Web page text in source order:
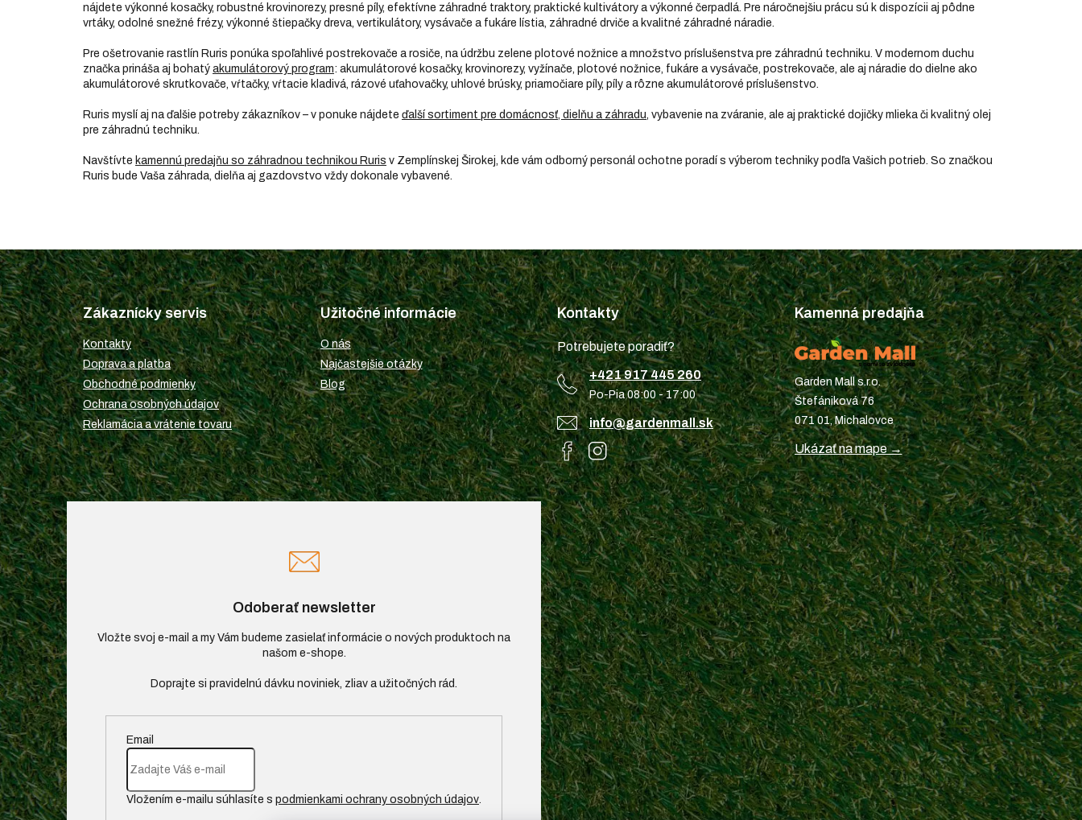
nájdete výkonné kosačky, robustné krovinorezy, presné píly, efektívne záhradné traktory, praktické kultivátory a výkonné čerpadlá. Pre náročnejšiu prácu sú k dispozícii aj pôdne
vrtáky, odolné snežné frézy, výkonné štiepačky dreva, vertikulátory, vysávače a fukáre lístia, záhradné drviče a kvalitné záhradné náradie.
Pre ošetrovanie rastlín Ruris ponúka spoľahlivé postrekovače a rosiče, na údržbu zelene plotové nožnice a množstvo príslušenstva pre záhradnú techniku. V modernom duchu
značka prináša aj bohatý akumulátorový program: akumulátorové kosačky, krovinorezy, vyžínače, plotové nožnice, fukáre a vysávače, postrekovače, ale aj náradie do dielne ako
akumulátorové skrutkovače, vŕtačky, vŕtacie kladivá, rázové uťahovačky, uhlové brúsky, priamočiare píly, píly a rôzne akumulátorové príslušenstvo.
Ruris myslí aj na ďalšie potreby zákazníkov – v ponuke nájdete ďalší sortiment pre domácnosť, dielňu a záhradu , vybavenie na zváranie, ale aj praktické dojičky mlieka či kvalitný olej
pre záhradnú techniku.
Navštívte kamennú predajňu so záhradnou technikou Ruris v Zemplínskej Širokej, kde vám odborný personál ochotne poradí s výberom techniky podľa Vašich potrieb. So značkou
Ruris bude Vaša záhrada, dielňa aj gazdovstvo vždy dokonale vybavené.
Z
á
p
ä
t
i
e
Zákaznícky servis
Kontakty
Doprava a platba
Obchodné podmienky
Ochrana osobných údajov
Reklamácia a vrátenie tovaru
Užitočné informácie
O nás
Najčastejšie otázky
Blog
Kontakty
Potrebujete poradiť?
+421 917 445 260
Po-Pia 08:00 - 17:00
info@gardenmall.sk
Kamenná predajňa
Garden Mall s.r.o.
Štefániková 76
071 01, Michalovce
Ukázať na mape →
Odoberať newsletter
Vložte svoj e-mail a my Vám budeme zasielať informácie o nových produktoch na
našom e-shope.
Email
Vložením e-mailu súhlasíte s podmienkami ochrany osobných údajov